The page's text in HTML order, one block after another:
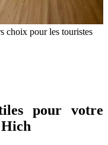
choix pour les touristes
pour votre